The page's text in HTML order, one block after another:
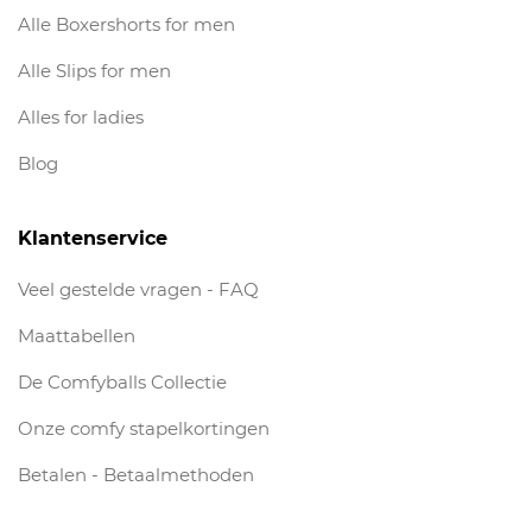
Alle Boxershorts for men
Alle Slips for men
Alles for ladies
Blog
Klantenservice
Veel gestelde vragen - FAQ
Maattabellen
De Comfyballs Collectie
Onze comfy stapelkortingen
Betalen - Betaalmethoden